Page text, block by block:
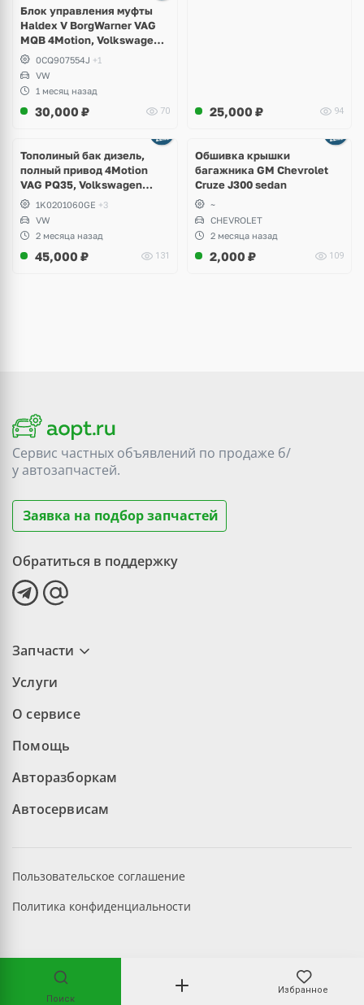
Поиск
Избранное
Блок управления муфты
Haldex V BorgWarner VAG
MQB 4Motion, Volkswagen
Tiguan
0CQ907554J +1
VW
1 месяц назад
30,000 ₽ 70 25,000 ₽ 94
Тополиный бак дизель,
полный привод 4Motion
VAG PQ35, Volkswagen
Scirocco, Golf V, VI, Skoda
Yeti, Octavia A5, Superb,
Audi A3, Seat Altea
1K0201060GE +3
VW
2 месяца назад
45,000 ₽ 131
Обшивка крышки
багажника GM Chevrolet
Cruze J300 sedan
~
CHEVROLET
2 месяца назад
2,000 ₽ 109
Сервис частных объявлений по продаже б/
уавтозапчастей.
Заявка на подбор запчастей
Обратиться в поддержку
Запчасти
Услуги
О сервисе
Помощь
Авторазборкам
Автосервисам
©2026 aopt.ru — Все права защищены
Пользовательское соглашение
Политика конфиденциальности